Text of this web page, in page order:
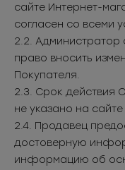
сайте Интернет-
согласен со всеми
2.2. Администратор
право вносить
Покупателя.
2.3. Срок действия
не указано на
2.4. Продавец
достоверную
информацию об